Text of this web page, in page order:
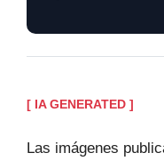
[ IA GENERATED ]
Las imágenes